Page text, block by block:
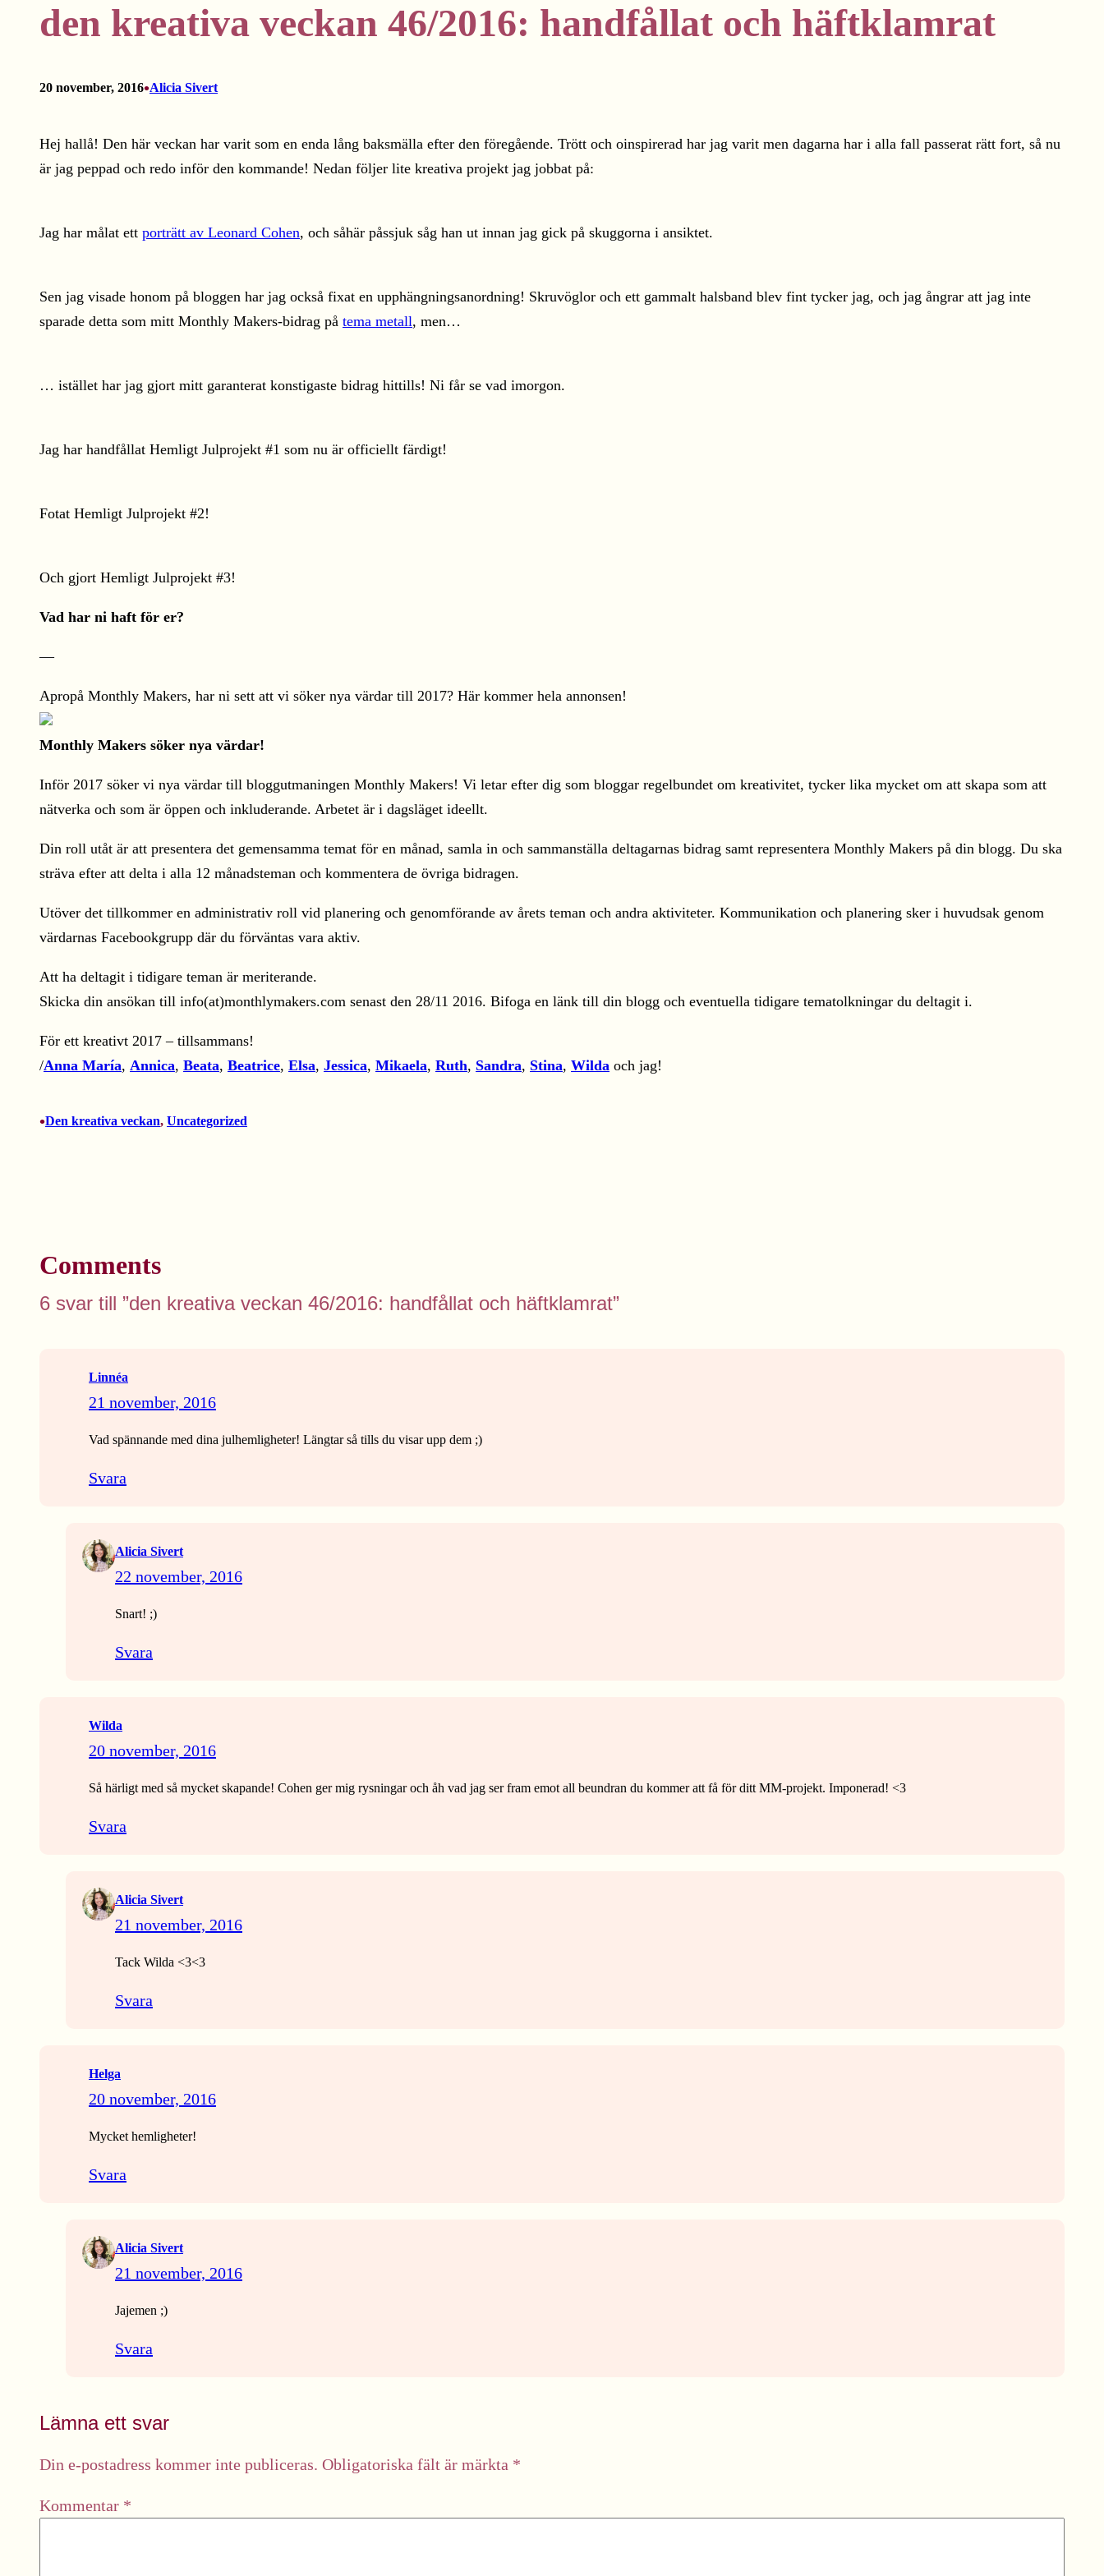
den kreativa veckan 46/2016: handfållat och häftklamrat
20 november, 2016•Alicia Sivert
Hej hallå! Den här veckan har varit som en enda lång baksmälla efter den föregående. Trött och oinspirerad har jag varit men dagarna har i alla fall passerat rätt fort, så nu
är jag peppad och redo inför den kommande! Nedan följer lite kreativa projekt jag jobbat på:
Jag har målat ett porträtt av Leonard Cohen, och såhär påssjuk såg han ut innan jag gick på skuggorna i ansiktet.
Sen jag visade honom på bloggen har jag också fixat en upphängningsanordning! Skruvöglor och ett gammalt halsband blev fint tycker jag, och jag ångrar att jag inte
sparade detta som mitt Monthly Makers-bidrag på tema metall, men…
… istället har jag gjort mitt garanterat konstigaste bidrag hittills! Ni får se vad imorgon.
Jag har handfållat Hemligt Julprojekt #1 som nu är officiellt färdigt!
Fotat Hemligt Julprojekt #2!
Och gjort Hemligt Julprojekt #3!
Vad har ni haft för er?
—
Apropå Monthly Makers, har ni sett att vi söker nya värdar till 2017? Här kommer hela annonsen!
Monthly Makers söker nya värdar!
Inför 2017 söker vi nya värdar till bloggutmaningen Monthly Makers! Vi letar efter dig som bloggar regelbundet om kreativitet, tycker lika mycket om att skapa som att
nätverka och som är öppen och inkluderande. Arbetet är i dagsläget ideellt.
Din roll utåt är att presentera det gemensamma temat för en månad, samla in och sammanställa deltagarnas bidrag samt representera Monthly Makers på din blogg. Du ska
sträva efter att delta i alla 12 månadsteman och kommentera de övriga bidragen.
Utöver det tillkommer en administrativ roll vid planering och genomförande av årets teman och andra aktiviteter. Kommunikation och planering sker i huvudsak genom
värdarnas Facebookgrupp där du förväntas vara aktiv.
Att ha deltagit i tidigare teman är meriterande.
Skicka din ansökan till info(at)monthlymakers.com senast den 28/11 2016. Bifoga en länk till din blogg och eventuella tidigare tematolkningar du deltagit i.
För ett kreativt 2017 – tillsammans!
/Anna María, Annica, Beata, Beatrice, Elsa, Jessica, Mikaela, Ruth, Sandra, Stina, Wilda och jag!
•Den kreativa veckan, Uncategorized
Comments
6 svar till ”den kreativa veckan 46/2016: handfållat och häftklamrat”
Linnéa
21 november, 2016
Vad spännande med dina julhemligheter! Längtar så tills du visar upp dem ;)
Svara
Alicia Sivert
22 november, 2016
Snart! ;)
Svara
Wilda
20 november, 2016
Så härligt med så mycket skapande! Cohen ger mig rysningar och åh vad jag ser fram emot all beundran du kommer att få för ditt MM-projekt. Imponerad! <3
Svara
Alicia Sivert
21 november, 2016
Tack Wilda <3<3
Svara
Helga
20 november, 2016
Mycket hemligheter!
Svara
Alicia Sivert
21 november, 2016
Jajemen ;)
Svara
Lämna ett svar
Din e-postadress kommer inte publiceras. Obligatoriska fält är märkta *
Kommentar *